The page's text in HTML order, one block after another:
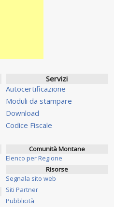
Servizi
Autocertificazione
Moduli da stampare
Download
Codice Fiscale
Comunità Montane
Elenco per Regione
Risorse
Segnala sito web
Siti Partner
Pubblicità